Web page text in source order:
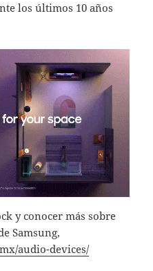
los últimos 10 años
y conocer más sobre
Samsung,
audio-devices/